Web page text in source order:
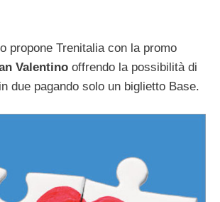
propone Trenitalia con la promo
Valentino offrendo la possibilità di
due pagando solo un biglietto Base.